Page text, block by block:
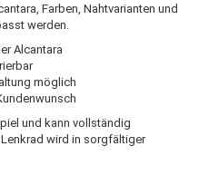
Farben, Nahtvarianten und
werden.
Alcantara
möglich
und kann vollständig
wird in sorgfältiger